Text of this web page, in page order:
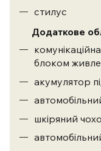
стилус
Додаткове
блоком
акумулятор
шкіряний